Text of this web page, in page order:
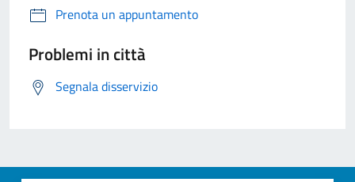
Prenota un appuntamento
Problemi in città
Segnala disservizio